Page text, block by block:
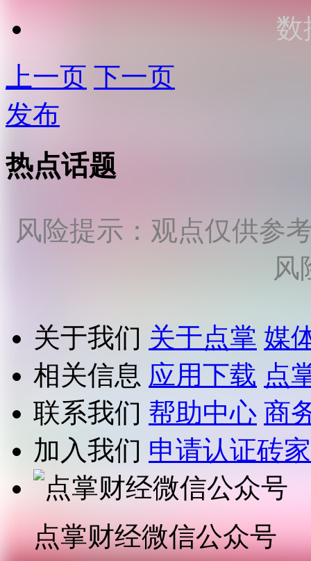
数
上一页 下一页
发布
热点话题
风险提示：观点仅供参
风
关于我们 关于点掌 媒
相关信息 应用下载 点
联系我们 帮助中心 商
加入我们 申请认证砖家
点掌财经微信公众号